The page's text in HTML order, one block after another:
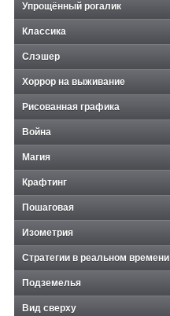
Упрощённый рогалик
Классика
Слэшер
Хоррор на выживание
Рисованная графика
Война
Магия
Крафтинг
Пошаговая
Изометрия
Стратегии в реальном времени
Подземелья
Вид сверху